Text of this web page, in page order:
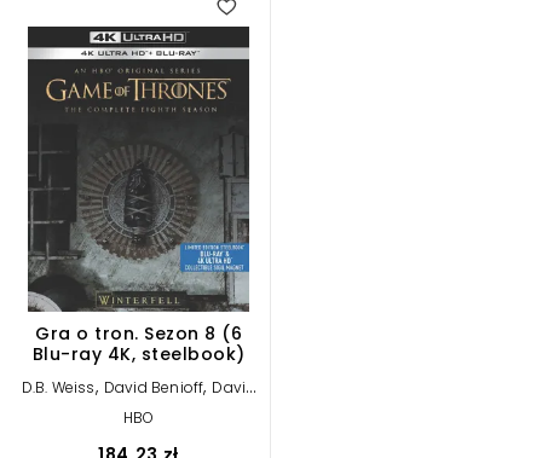
Gra o tron. Sezon 8 (6
Blu-ray 4K, steelbook)
D.B. Weiss, David Benioff, David
Miguel Sapochnik
HBO